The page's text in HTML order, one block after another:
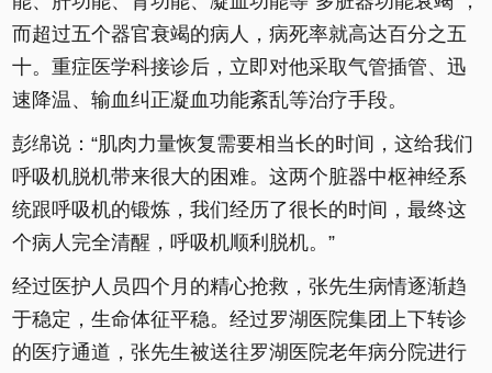
而超过五个器官衰竭的病人，病死率就高达百分之五
十。重症医学科接诊后，立即对他采取气管插管、迅
速降温、输血纠正凝血功能紊乱等治疗手段。
彭绵说：“肌肉力量恢复需要相当长的时间，这给我们
呼吸机脱机带来很大的困难。这两个脏器中枢神经系
统跟呼吸机的锻炼，我们经历了很长的时间，最终这
个病人完全清醒，呼吸机顺利脱机。”
经过医护人员四个月的精心抢救，张先生病情逐渐趋
于稳定，生命体征平稳。经过罗湖医院集团上下转诊
的医疗通道，张先生被送往罗湖医院老年病分院进行